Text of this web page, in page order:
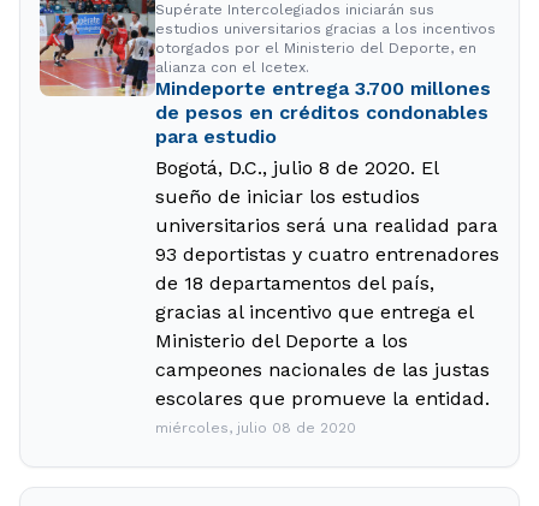
Supérate Intercolegiados iniciarán sus
estudios universitarios gracias a los incentivos
otorgados por el Ministerio del Deporte, en
alianza con el Icetex.
Mindeporte entrega 3.700 millones
de pesos en créditos condonables
para estudio
Bogotá, D.C., julio 8 de 2020. El
sueño de iniciar los estudios
universitarios será una realidad para
93 deportistas y cuatro entrenadores
de 18 departamentos del país,
gracias al incentivo que entrega el
Ministerio del Deporte a los
campeones nacionales de las justas
escolares que promueve la entidad.
miércoles, julio 08 de 2020